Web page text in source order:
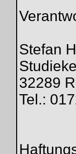
Stefan
32289
Tel.: